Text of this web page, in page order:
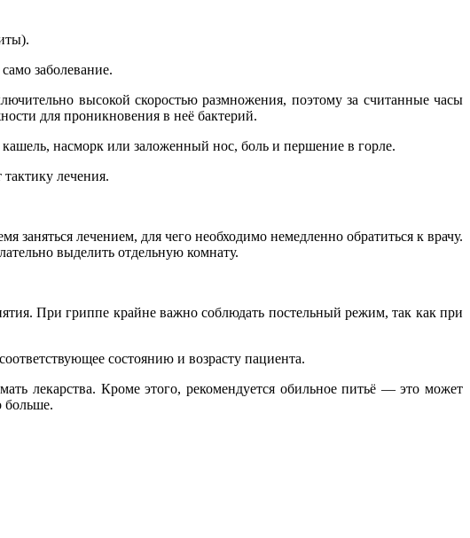
заболевание.
высокой скоростью размножения, поэтому за считанные часы
для проникновения в неё бактерий.
насморк или заложенный нос, боль и першение в горле.
лечения.
лечением, для чего необходимо немедленно обратиться к врачу.
выделить отдельную комнату.
При гриппе крайне важно соблюдать постельный режим, так как при
состоянию и возрасту пациента.
лекарства. Кроме этого, рекомендуется обильное питьё — это может
больше.